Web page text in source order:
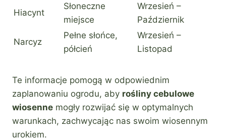
Hiacynt
Słoneczne
miejsce
Wrzesień –
Październik
Narcyz
Pełne słońce,
półcień
Wrzesień –
Listopad
Te informacje pomogą w odpowiednim
zaplanowaniu ogrodu, aby rośliny cebulowe
wiosenne mogły rozwijać się w optymalnych
warunkach, zachwycając nas swoim wiosennym
urokiem.